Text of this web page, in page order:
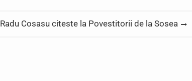
Radu Cosasu citeste la Povestitorii de la Sosea